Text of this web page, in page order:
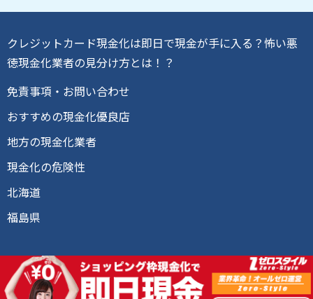
クレジットカード現金化は即日で現金が手に入る？怖い悪
徳現金化業者の見分け方とは！？
免責事項・お問い合わせ
おすすめの現金化優良店
地方の現金化業者
現金化の危険性
北海道
福島県
Copyright © クレジットカード現金化リアル攻略術 All Rights
Reserved.